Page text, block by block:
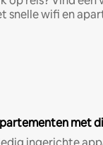
snelle wifi en
met